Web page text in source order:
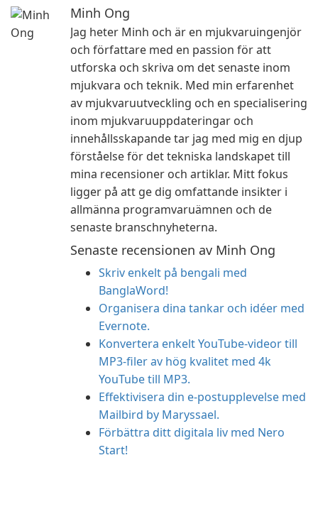
Minh Ong
Jag heter Minh och är en mjukvaruingenjör
och författare med en passion för att
utforska och skriva om det senaste inom
mjukvara och teknik. Med min erfarenhet
av mjukvaruutveckling och en specialisering
inom mjukvaruuppdateringar och
innehållsskapande tar jag med mig en djup
förståelse för det tekniska landskapet till
mina recensioner och artiklar. Mitt fokus
ligger på att ge dig omfattande insikter i
allmänna programvaruämnen och de
senaste branschnyheterna.
Senaste recensionen av Minh Ong
Skriv enkelt på bengali med
BanglaWord!
Organisera dina tankar och idéer med
Evernote.
Konvertera enkelt YouTube-videor till
MP3-filer av hög kvalitet med 4k
YouTube till MP3.
Effektivisera din e-postupplevelse med
Mailbird by Maryssael.
Förbättra ditt digitala liv med Nero
Start!